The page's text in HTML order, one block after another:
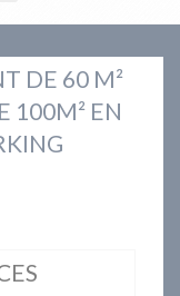
DE 60 M²
100M² EN